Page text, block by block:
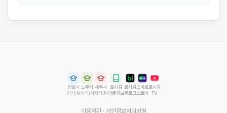
변호사
지식iN
노무사
지식iN
세무사
지식iN
로시컴
법률정보
로시컴
블로그
스마트
스토어
로시컴
TV
이용약관· 개인정보처리방침